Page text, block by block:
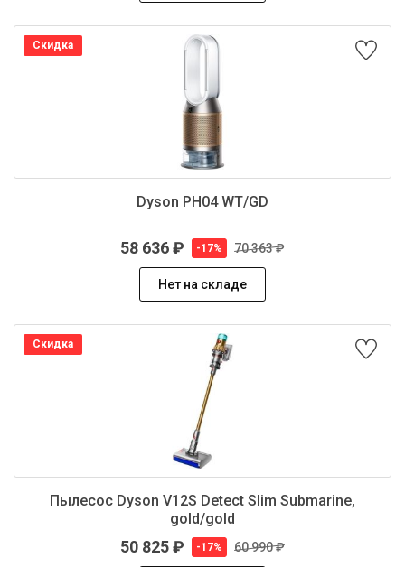
Скидка
Dyson PH04 WT/GD
58 636 ₽ -17% 70 363 ₽
Нет на складе
Скидка
Пылесос Dyson V12S Detect Slim Submarine,
gold/gold
50 825 ₽ -17% 60 990 ₽